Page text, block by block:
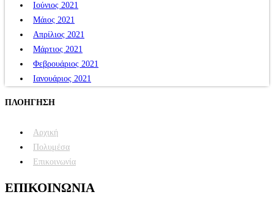
Ιούνιος 2021
Μάιος 2021
Απρίλιος 2021
Μάρτιος 2021
Φεβρουάριος 2021
Ιανουάριος 2021
ΠΛΟΗΓΗΣΗ
Αρχική
Πολυμέσα
Επικοινωνία
ΕΠΙΚΟΙΝΩΝΙΑ